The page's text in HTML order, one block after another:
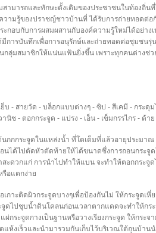
มารถและทักษะดั้งเดิมของประชาชนในท้องถิ่นที่
ามรู้ของปราชญ์ชาวบ้านที่ ได้รับการถ่ายทอดต่อ
อบกับการผสมผสานกับองค์ความรู้ใหม่ได้อย่าง
ารบันทึกเพื่อการอนุรักษ์และถ่ายทอดต่อชุมชนรุ่
กลุ่มสมาชิกให้แน่นแฟ้นยิ่งขึ้น เพราะทุกคนต่างช่
ย็บ - สายวัด - บล็อกแบบต่างๆ - ซิป - สีเคมี - กระดุ
นิช - ตอกกระจูด - แปรง - เอ็น - เข็มกรรไกร - ด้าย
กกกระจูดในแหล่งน้ำ ที่โตเต็มที่แล้วอายุประมาณ
ได้ไปตัดหัวตัดท้ายให้ได้ขนาดซึ่งการถอนกระจู
ะดวกแก่ การนำไปทำให้แบน จะทำให้ตอกกระจู
รือแตกง่าย
าะติดผิวกระจูดบางๆเพื่อป้องกันไม่ ให้กระจูดเหี่
ดไปชุบน้ำดินโคลนก่อนเวลาตากแดดจะทำให้กร
กระจูดกางเป็นฐานหรือวางเรียงกระจูด ให้กระจ
ห้งเร็วและนำมารวมกันเก็บไว้บริเวณใต้ถุนบ้าน